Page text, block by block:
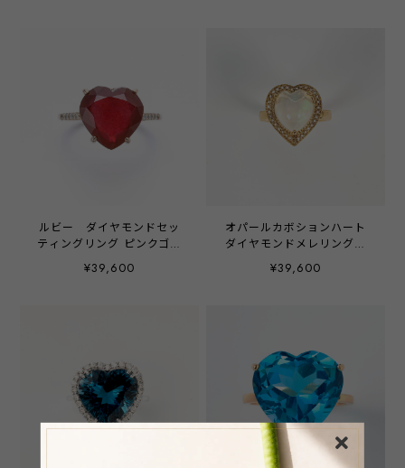
ルビー ダイヤモンドセッ
ティングリング ピンクゴー
ルド
¥39,600
オパールカボションハート
ダイヤモンドメレリングイ
エローゴールド
¥39,600